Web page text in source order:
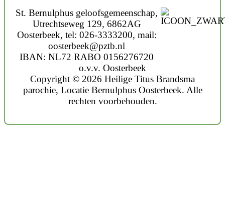
St. Bernulphus geloofsgemeenschap,
Utrechtseweg 129, 6862AG
Oosterbeek, tel: 026-3333200, mail:
oosterbeek@pztb.nl
IBAN: NL72 RABO 0156276720
o.v.v. Oosterbeek
Copyright © 2026 Heilige Titus Brandsma
parochie, Locatie Bernulphus Oosterbeek. Alle
rechten voorbehouden.